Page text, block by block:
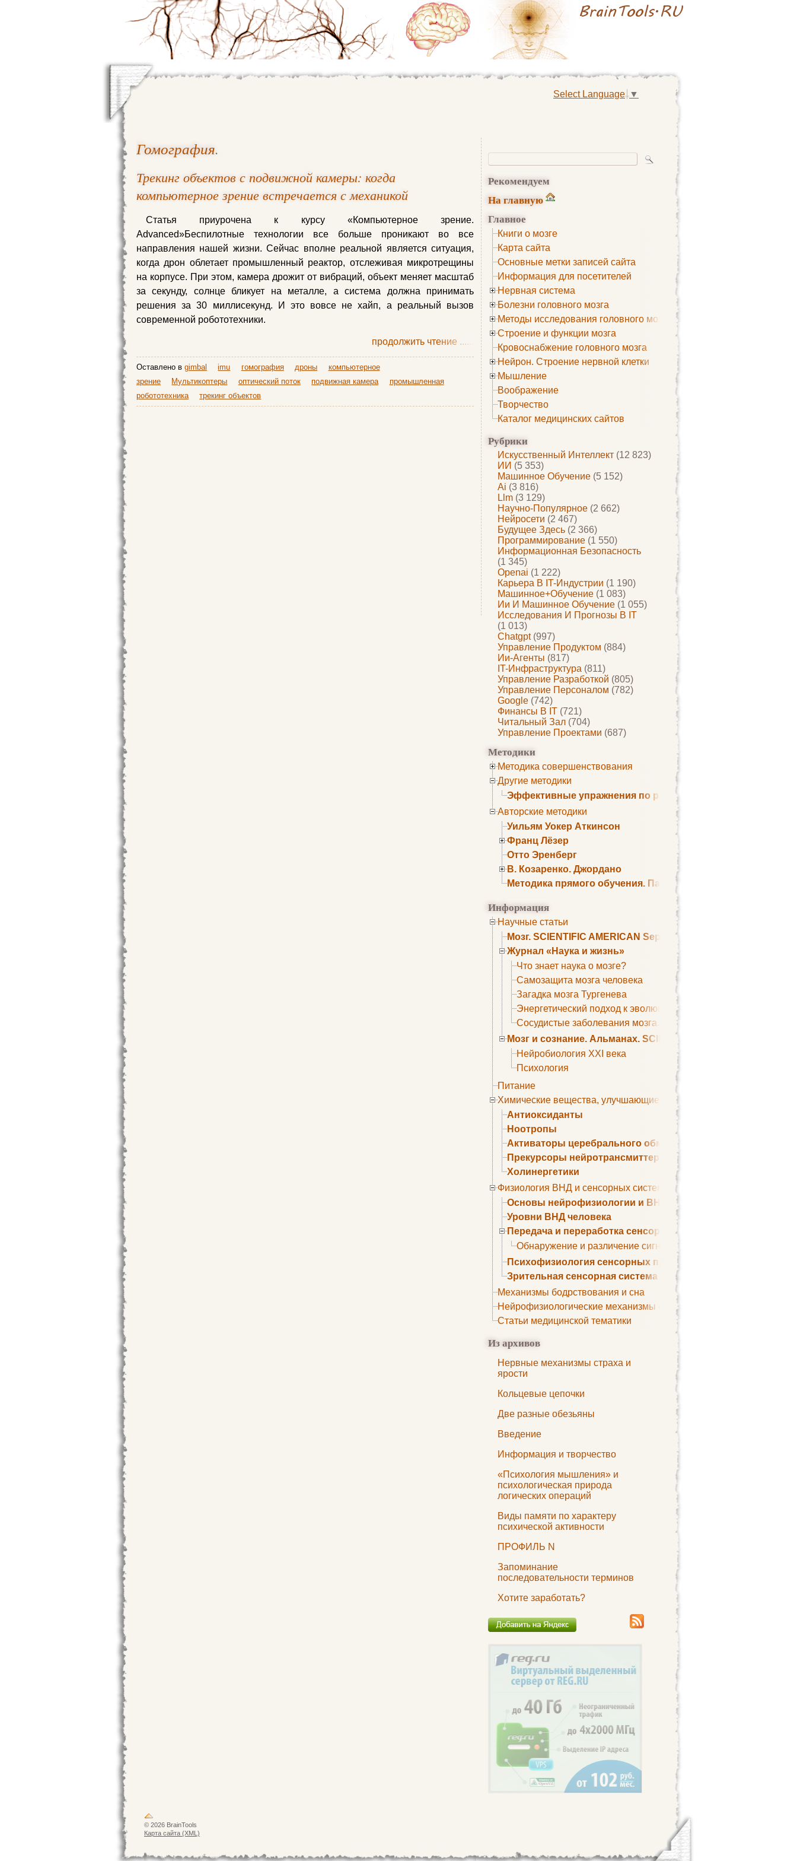
Select Language ▼
Рекомендуем
На главную
Главное
Книги о мозге
Карта сайта
Основные метки записей сайта
Информация для посетителей
Нервная система
Болезни головного мозга
Методы исследования головного мозга
Строение и функции мозга
Кровоснабжение головного мозга
Нейрон. Строение нервной клетки
Мышление
Воображение
Творчество
Каталог медицинских сайтов
Рубрики
Искусственный Интеллект (12 823)
ИИ (5 353)
Машинное Обучение (5 152)
Ai (3 816)
Llm (3 129)
Научно-Популярное (2 662)
Нейросети (2 467)
Будущее Здесь (2 366)
Программирование (1 550)
Информационная Безопасность
(1 345)
Openai (1 222)
Карьера В IT-Индустрии (1 190)
Машинное+обучение (1 083)
Ии И Машинное Обучение (1 055)
Исследования И Прогнозы В IT
(1 013)
Chatgpt(997)
Управление Продуктом (884)
Ии-Агенты (817)
IT-Инфраструктура (811)
Управление Разработкой (805)
Управление Персоналом (782)
Google (742)
Финансы В IT (721)
Читальный Зал (704)
Управление Проектами (687)
Методики
Методика совершенствования
Другие методики
Эффективные упражнения по развитию памяти
Авторские методики
Уильям Уокер Аткинсон
Франц Лёзер
Отто Эренберг
В. Козаренко. Джордано
Методика прямого обучения. Пауль Шелли
Информация
Научные статьи
Мозг. SCIENTIFIC AMERICAN September 1979
Журнал «Наука и жизнь»
Что знает наука о мозге?
Самозащита мозга человека
Загадка мозга Тургенева
Энергетический подход к эволюции мозга
Сосудистые заболевания мозга. Все может начаться с
Мозг и сознание. Альманах. SCIENTIFIC AMERICAN
Нейробиология XXI века
Психология
Питание
Химические вещества, улучшающие умственные способности
Антиоксиданты
Ноотропы
Активаторы церебрального обмена веществ
Прекурсоры нейротрансмиттеров
Холинергетики
Физиология ВНД и сенсорных систем
Основы нейрофизиологии и ВНД
Уровни ВНД человека
Передача и переработка сенсорных сигналов
Обнаружение и различение сигналов. Сенсорная рецепция
Психофизиология сенсорных процессов
Зрительная сенсорная система
Механизмы бодрствования и сна
Нейрофизиологические механизмы сна
Статьи медицинской тематики
Из архивов
Нервные механизмы страха и
ярости
Кольцевые цепочки
Две разные обезьяны
Введение
Информация и творчество
«Психология мышления» и
психологическая природа
логических операций
Виды памяти по характеру
психической активности
ПРОФИЛЬ N
Запоминание
последовательности терминов
Хотите заработать?
Гомография.
Трекинг объектов с подвижной камеры: когда
компьютерное зрение встречается с механикой
Статья приурочена к курсу «Компьютерное зрение.
Advanced»Беспилотные технологии все больше проникают во все
направления нашей жизни. Сейчас вполне реальной является ситуация,
когда дрон облетает промышленный реактор, отслеживая микротрещины
на корпусе. При этом, камера дрожит от вибраций, объект меняет масштаб
за секунду, солнце бликует на металле, а система должна принимать
решения за 30 миллисекунд. И это вовсе не хайп, а реальный вызов
современной робототехники.
продолжить чтение ......
Оставлено в gimbal imu гомография дроны
компьютерное
зрение
Мультикоптеры оптический поток подвижная камера
промышленная
робототехника
трекинг объектов
© 2026 BrainTools
Карта сайта (XML)